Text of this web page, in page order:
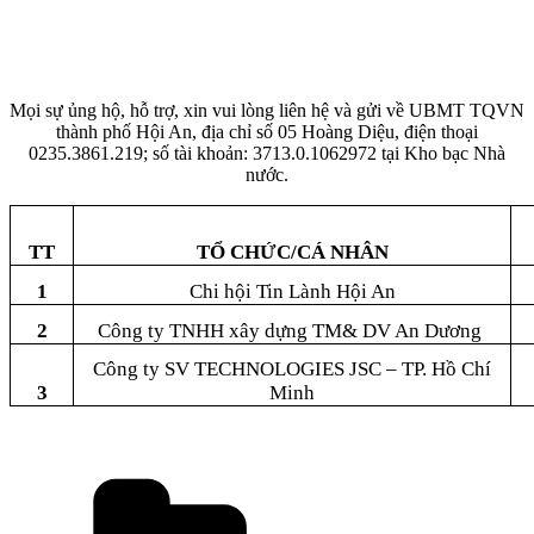
Mọi sự ủng hộ, hỗ trợ, xin vui lòng liên hệ và gửi về UBMT TQVN
thành phố Hội An, địa chỉ số 05 Hoàng Diệu, điện thoại
0235.3861.219; số tài khoản: 3713.0.1062972 tại Kho bạc Nhà
nước.
TT
TỔ CHỨC/CÁ NHÂN
1
Chi hội Tin Lành Hội An
2
Công ty TNHH xây dựng TM& DV An Dương
3
Công ty SV TECHNOLOGIES JSC – TP. Hồ Chí
Minh